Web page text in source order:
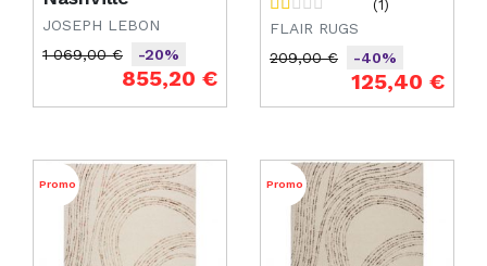
JOSEPH LEBON
Prix de base
1 069,00 €
-20%
855,20 €
(1)
FLAIR RUGS
Prix de base
209,00 €
-40%
125,40 €
Promo Promo